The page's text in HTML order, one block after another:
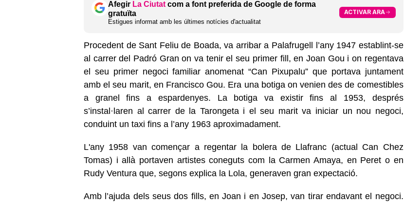
Afegir La Ciutat com a font preferida de Google de forma
gratuïta
Estigues informat amb les últimes notícies d'actualitat
ACTIVAR ARA
Procedent de Sant Feliu de Boada, va arribar a Palafrugell l’any 1947 establint-se
al carrer del Padró Gran on va tenir el seu primer fill, en Joan Gou i on regentava
el seu primer negoci familiar anomenat “Can Pixupalu” que portava juntament
amb el seu marit, en Francisco Gou. Era una botiga on venien des de comestibles
a granel fins a espardenyes. La botiga va existir fins al 1953, després
s’instal·laren al carrer de la Tarongeta i el seu marit va iniciar un nou negoci,
conduint un taxi fins a l’any 1963 aproximadament.
L'any 1958 van començar a regentar la bolera de Llafranc (actual Can Chez
Tomas) i allà portaven artistes coneguts com la Carmen Amaya, en Peret o en
Rudy Ventura que, segons explica la Lola, generaven gran expectació.
Amb l’ajuda dels seus dos fills, en Joan i en Josep, van tirar endavant el negoci.